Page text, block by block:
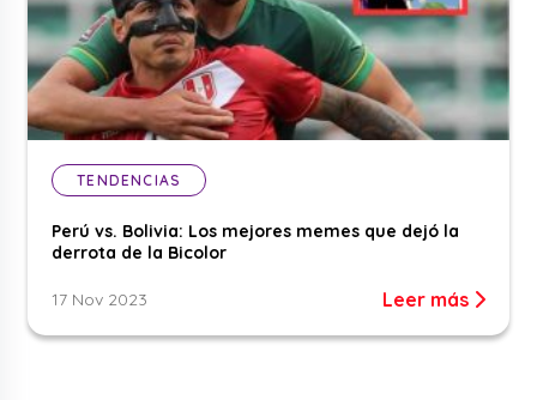
TENDENCIAS
Perú vs. Bolivia: Los mejores memes que dejó la
derrota de la Bicolor
17 Nov 2023 Leer más